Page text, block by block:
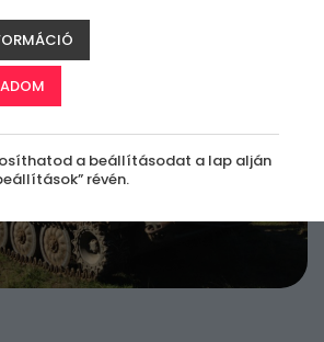
a beállításodat a lap alján
révén.